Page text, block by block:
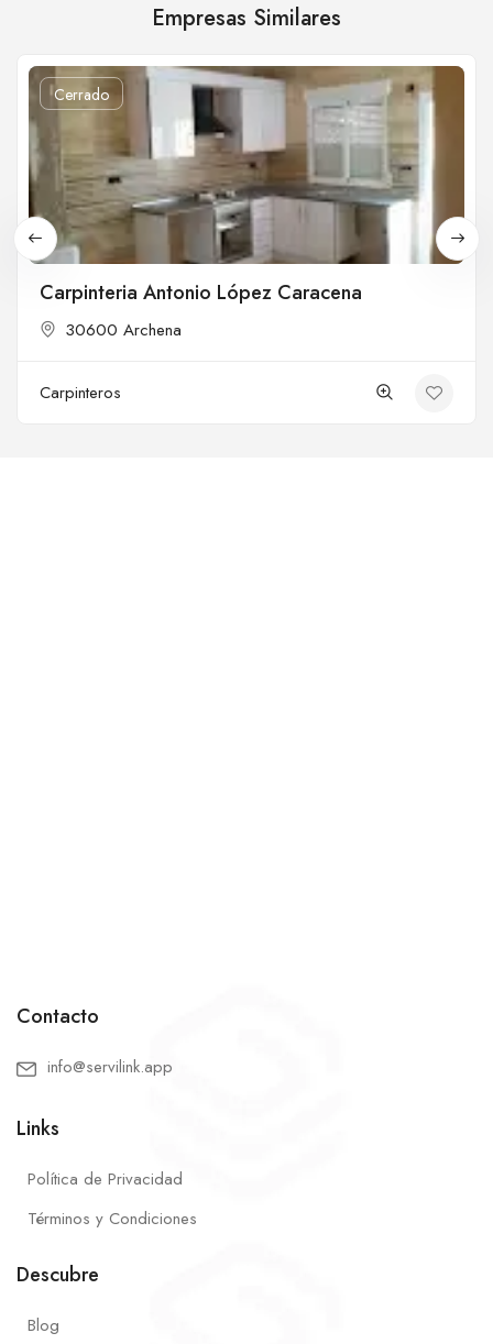
Empresas Similares
Cerrado
Carpinteria Antonio López Caracena
30600 Archena
Carpinteros
Contacto
info@servilink.app
Links
Política de Privacidad
Términos y Condiciones
Descubre
Blog